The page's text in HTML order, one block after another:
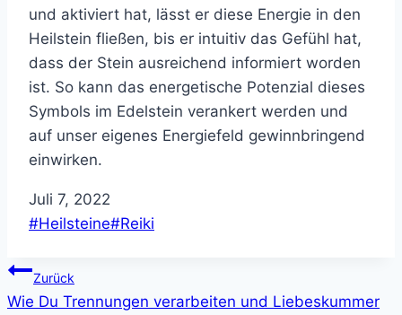
und aktiviert hat, lässt er diese Energie in den
Heilstein fließen, bis er intuitiv das Gefühl hat,
dass der Stein ausreichend informiert worden
ist. So kann das energetische Potenzial dieses
Symbols im Edelstein verankert werden und
auf unser eigenes Energiefeld gewinnbringend
einwirken.
Juli 7, 2022
Schlagworte:
#Heilsteine#Reiki
Beitragsnavigation
Zurück
Wie Du Trennungen verarbeiten und Liebeskummer